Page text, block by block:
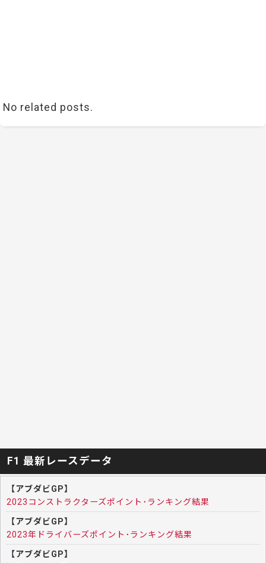
No related posts.
F1 最新レースデータ
【アブダビGP】
2023コンストラクターズポイント･ランキング結果
【アブダビGP】
2023年ドライバーズポイント･ランキング結果
【アブダビGP】